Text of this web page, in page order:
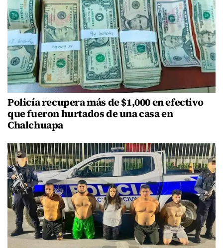
Policía recupera más de $1,000 en efectivo
que fueron hurtados de una casa en
Chalchuapa